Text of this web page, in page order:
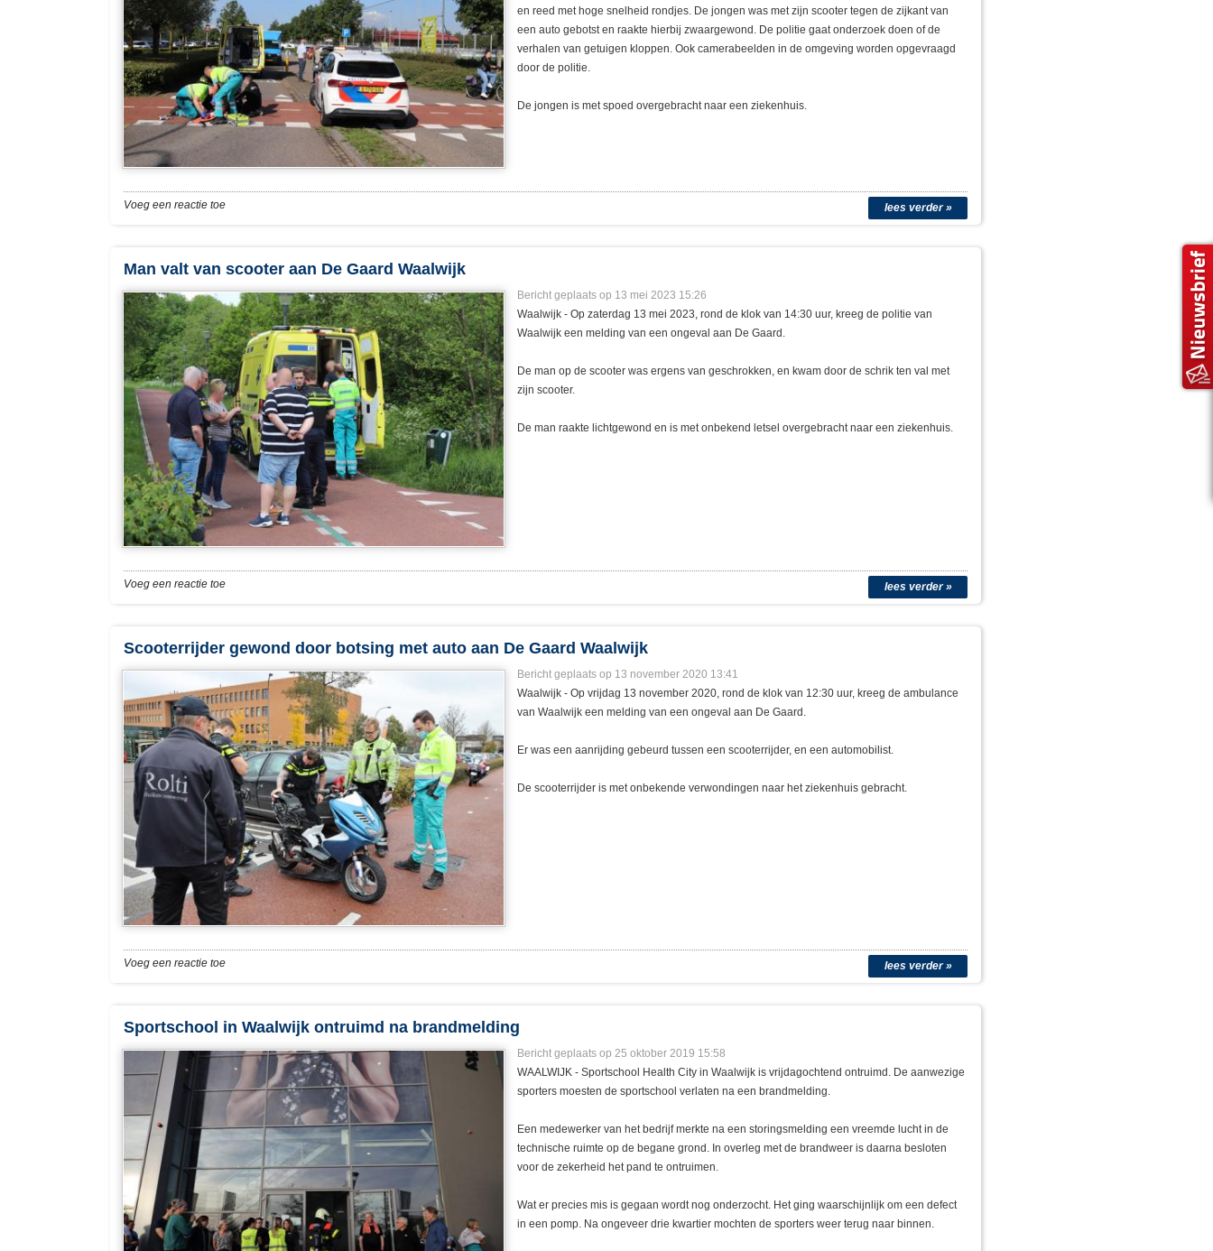
en reed met hoge snelheid rondjes. De jongen was met zijn scooter tegen de zijkant van
een auto gebotst en raakte hierbij zwaargewond. De politie gaat onderzoek doen of de
verhalen van getuigen kloppen. Ook camerabeelden in de omgeving worden opgevraagd
door de politie.
De jongen is met spoed overgebracht naar een ziekenhuis.
lees verder »
Voeg een reactie toe
Man valt van scooter aan De Gaard Waalwijk
Bericht geplaats op 13 mei 2023 15:26
Waalwijk - Op zaterdag 13 mei 2023, rond de klok van 14:30 uur, kreeg de politie van
Waalwijk een melding van een ongeval aan De Gaard.
De man op de scooter was ergens van geschrokken, en kwam door de schrik ten val met
zijn scooter.
De man raakte lichtgewond en is met onbekend letsel overgebracht naar een ziekenhuis.
lees verder »
Voeg een reactie toe
Scooterrijder gewond door botsing met auto aan De Gaard Waalwijk
Bericht geplaats op 13 november 2020 13:41
Waalwijk - Op vrijdag 13 november 2020, rond de klok van 12:30 uur, kreeg de ambulance
van Waalwijk een melding van een ongeval aan De Gaard.
Er was een aanrijding gebeurd tussen een scooterrijder, en een automobilist.
De scooterrijder is met onbekende verwondingen naar het ziekenhuis gebracht.
lees verder »
Voeg een reactie toe
Sportschool in Waalwijk ontruimd na brandmelding
Bericht geplaats op 25 oktober 2019 15:58
WAALWIJK - Sportschool Health City in Waalwijk is vrijdagochtend ontruimd. De aanwezige
sporters moesten de sportschool verlaten na een brandmelding.
Een medewerker van het bedrijf merkte na een storingsmelding een vreemde lucht in de
technische ruimte op de begane grond. In overleg met de brandweer is daarna besloten
voor de zekerheid het pand te ontruimen.
Wat er precies mis is gegaan wordt nog onderzocht. Het ging waarschijnlijk om een defect
in een pomp. Na ongeveer drie kwartier mochten de sporters weer terug naar binnen.